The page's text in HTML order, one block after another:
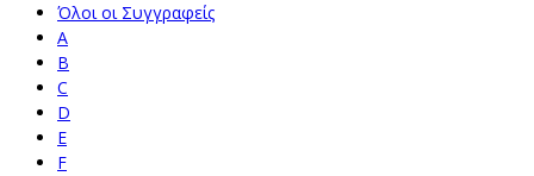
Όλοι οι Συγγραφείς
A
B
C
D
E
F